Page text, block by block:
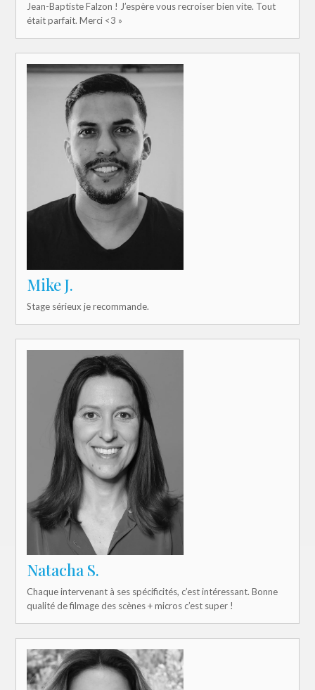
Jean-Baptiste Falzon ! J’espère vous recroiser bien vite. Tout
était parfait. Merci <3 »
Mike J.
Stage sérieux je recommande.
Natacha S.
Chaque intervenant à ses spécificités, c’est intéressant. Bonne
qualité de filmage des scènes + micros c’est super !